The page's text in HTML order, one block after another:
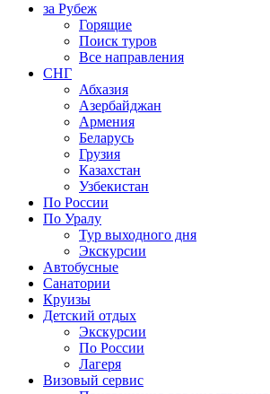
за Рубеж
Горящие
Поиск туров
Все направления
СНГ
Абхазия
Азербайджан
Армения
Беларусь
Грузия
Казахстан
Узбекистан
По России
По Уралу
Тур выходного дня
Экскурсии
Автобусные
Санатории
Круизы
Детский отдых
Экскурсии
По России
Лагеря
Визовый сервис